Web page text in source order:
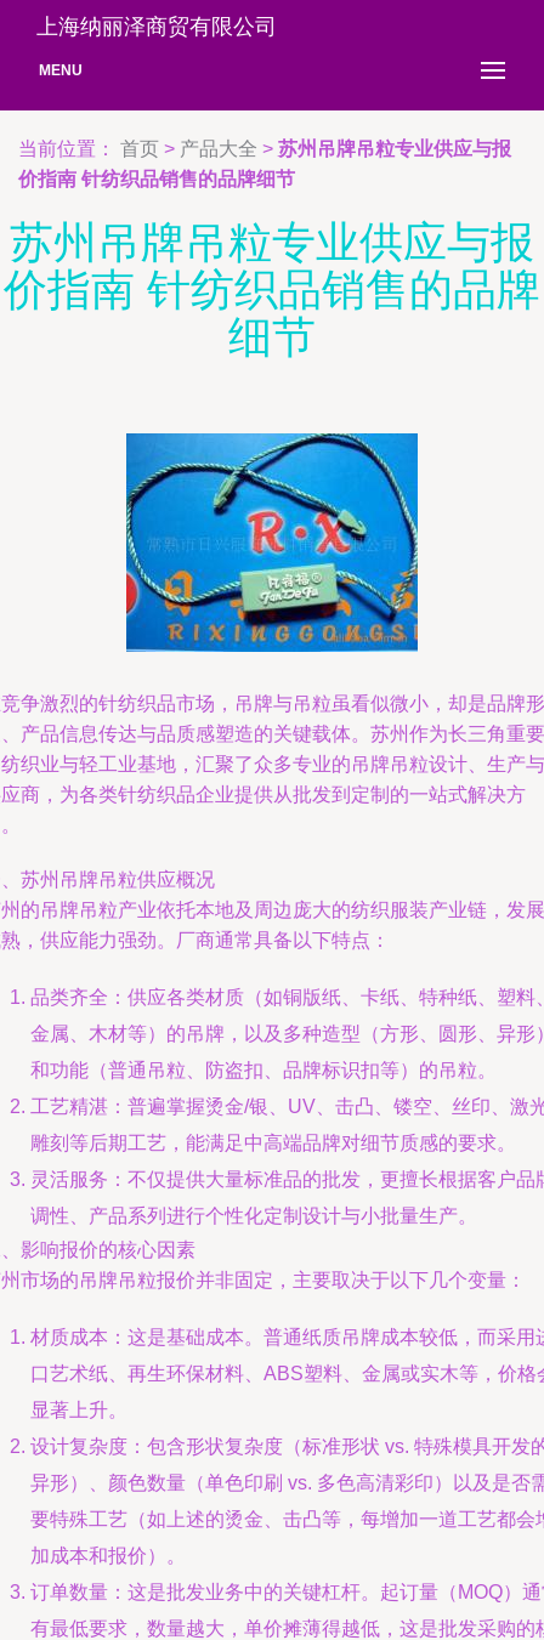
上海纳丽泽商贸有限公司
MENU
当前位置： 首页 > 产品大全 > 苏州吊牌吊粒专业供应与报
价指南 针纺织品销售的品牌细节
苏州吊牌吊粒专业供应与报
价指南 针纺织品销售的品牌
细节
争激烈的针纺织品市场，吊牌与吊粒虽看似微小，却是品牌形
产品信息传达与品质感塑造的关键载体。苏州作为长三角重要
织业与轻工业基地，汇聚了众多专业的吊牌吊粒设计、生产与
商，为各类针纺织品企业提供从批发到定制的一站式解决方
苏州吊牌吊粒供应概况
的吊牌吊粒产业依托本地及周边庞大的纺织服装产业链，发展
，供应能力强劲。厂商通常具备以下特点：
品类齐全：供应各类材质（如铜版纸、卡纸、特种纸、塑料
金属、木材等）的吊牌，以及多种造型（方形、圆形、异形
和功能（普通吊粒、防盗扣、品牌标识扣等）的吊粒。
工艺精湛：普遍掌握烫金/银、UV、击凸、镂空、丝印、激
雕刻等后期工艺，能满足中高端品牌对细节质感的要求。
灵活服务：不仅提供大量标准品的批发，更擅长根据客户品
调性、产品系列进行个性化定制设计与小批量生产。
影响报价的核心因素
市场的吊牌吊粒报价并非固定，主要取决于以下几个变量：
材质成本：这是基础成本。普通纸质吊牌成本较低，而采用
口艺术纸、再生环保材料、ABS塑料、金属或实木等，价格
显著上升。
设计复杂度：包含形状复杂度（标准形状 vs. 特殊模具开发
异形）、颜色数量（单色印刷 vs. 多色高清彩印）以及是否
要特殊工艺（如上述的烫金、击凸等，每增加一道工艺都会
加成本和报价）。
订单数量：这是批发业务中的关键杠杆。起订量（MOQ）
有最低要求，数量越大，单价摊薄得越低，这是批发采购的